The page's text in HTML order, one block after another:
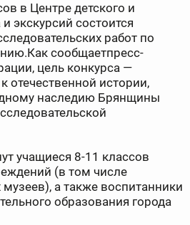
в Центре детского и
экскурсий состоится
работ по
сообщаетпресс-
цель конкурса —
отечественной истории,
наследию Брянщины
учащиеся 8-11 классов
(в том числе
а также воспитанники
образования города